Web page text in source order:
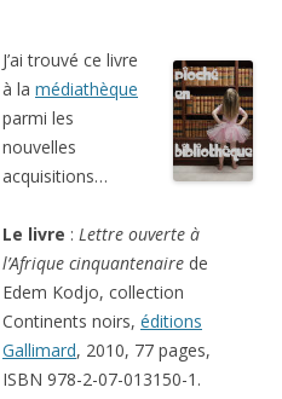
J’ai trouvé ce livre
à la médiathèque
parmi les
nouvelles
acquisitions…
Le livre : Lettre ouverte à
l’Afrique cinquantenaire de
Edem Kodjo, collection
Continents noirs, éditions
Gallimard, 2010, 77 pages,
ISBN 978-2-07-013150-1.